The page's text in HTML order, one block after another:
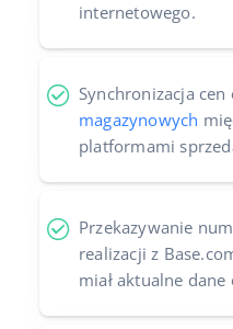
internetowego.
Synchronizacja cen
magazynowych
platformami
Przekazywanie
realizacji z
miał aktualne